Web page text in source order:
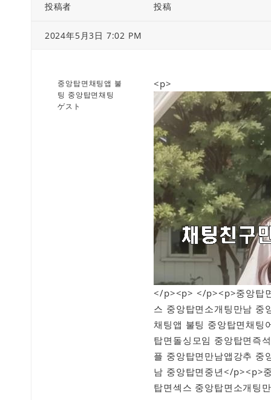
投稿者 投稿
2024年5月3日 7:02 PM
중앙탑면채팅앱 불
팅 중앙탑면채팅
ゲスト
<p>
</p><p> </p><p>중앙탑
스 중앙탑면소개팅만남 중
채팅앱 불팅 중앙탑면채팅
탑면돌싱모임 중앙탑면즉
플 중앙탑면만남앱강추 중
남 중앙탑면중년</p><p>
탑면섹스 중앙탑면소개팅